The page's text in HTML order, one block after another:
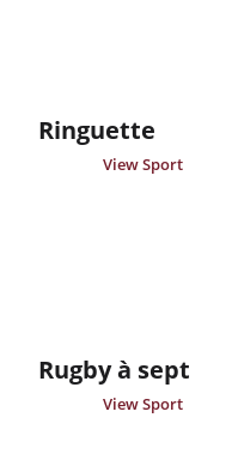
Ringuette
View Sport
Rugby à sept
View Sport